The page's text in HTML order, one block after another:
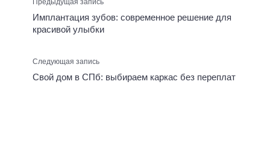
Предыдущая запись
Имплантация зубов: современное решение для
красивой улыбки
Следующая запись
Свой дом в СПб: выбираем каркас без переплат